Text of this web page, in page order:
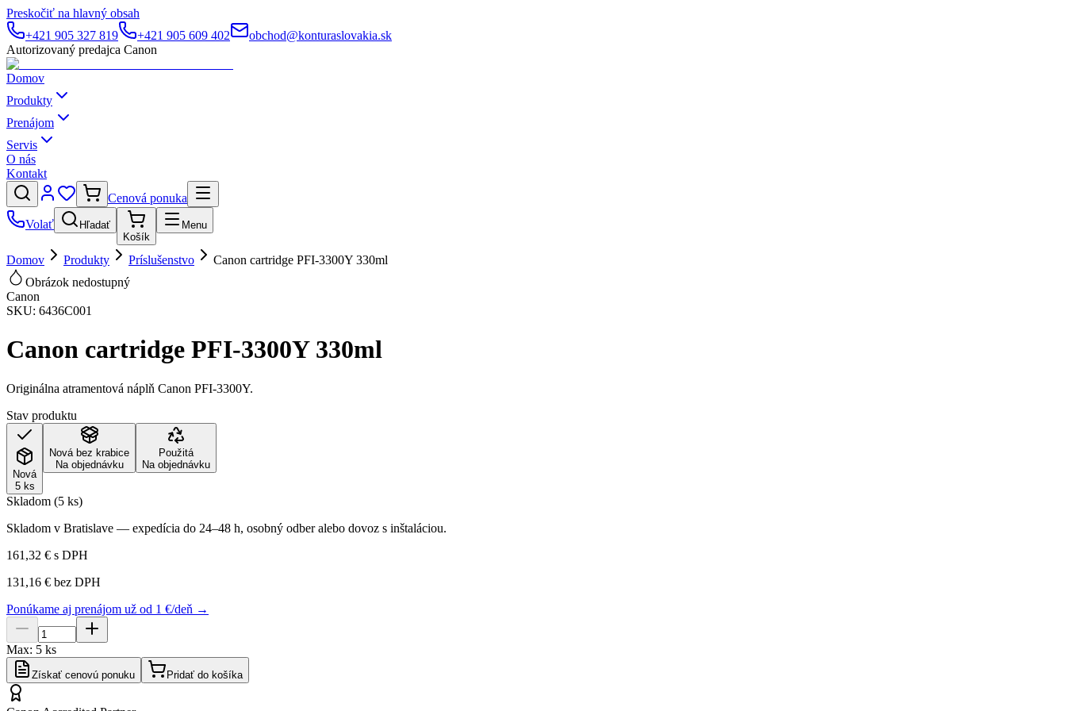
Preskočiť na hlavný obsah
+421 905 327 819
+421 905 609 402
obchod@konturaslovakia.sk
Autorizovaný predajca Canon
Domov
Produkty
Prenájom
Servis
O nás
Kontakt
Cenová ponuka
Volať
Hľadať
Košík
Menu
Domov Produkty Príslušenstvo
Canon cartridge PFI-3300Y 330ml
Obrázok nedostupný
Canon
SKU: 6436C001
Canon cartridge PFI-3300Y 330ml
Originálna atramentová náplň Canon PFI-3300Y.
Stav produktu
Nová
5 ks
Nová bez krabice
Na objednávku
Použitá
Na objednávku
Skladom (5 ks)
Skladom v Bratislave — expedícia do 24–48 h, osobný odber alebo dovoz s inštaláciou.
161,32 € s DPH
131,16 € bez DPH
Ponúkame aj prenájom už od 1 €/deň →
Max: 5 ks
Získať cenovú ponuku Pridať do košíka